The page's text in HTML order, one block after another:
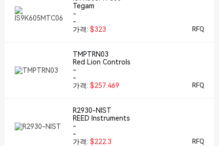
Tegam
-
-
가격: $323 RFQ
TMPTRN03
Red Lion Controls
-
-
가격: $257.469 RFQ
R2930-NIST
REED Instruments
-
-
가격: $222.3 RFQ